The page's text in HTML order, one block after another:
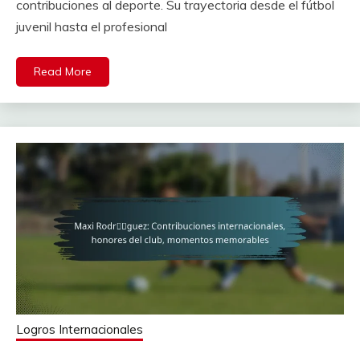
contribuciones al deporte. Su trayectoria desde el fútbol
juvenil hasta el profesional
Read More
Logros Internacionales